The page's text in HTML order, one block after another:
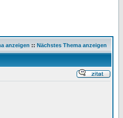
anzeigen :: Nächstes Thema anzeigen